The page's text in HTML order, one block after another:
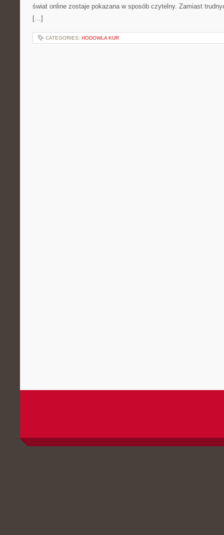
świat online zostaje pokazana w sposób czytelny. Zamiast
[…]
CATEGORIES: HODOWLA KUR